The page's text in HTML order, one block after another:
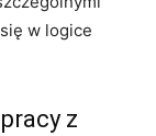
w logice
z